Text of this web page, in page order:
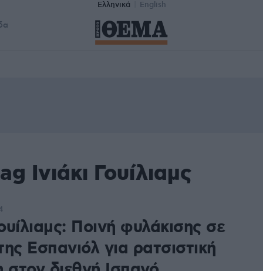
Ελληνικά English
Γουίλιαμς
Ποινή φυλάκισης σε
Εσπανιόλ για ρατσιστική